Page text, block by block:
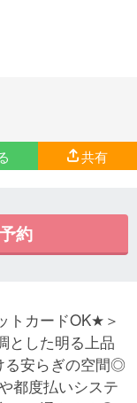
共有
約
トカードOK★＞
した明る上品
る安らぎの空間◎
都度払いシステ